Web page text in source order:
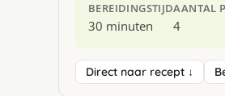
BEREIDINGSTIJD
30 minuten
AANTAL
4
Direct naar recept ↓